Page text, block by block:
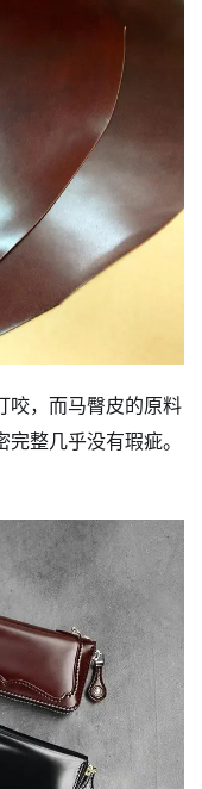
咬，而马臀皮的原料
整几乎没有瑕疵。